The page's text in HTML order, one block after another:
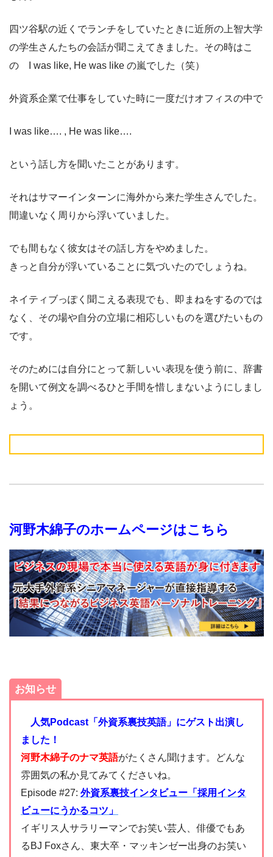
四ツ谷駅の近くでランチをしていたときに近所の上智大学
の学生さんたちの会話が聞こえてきました。その時はこ
の I was like, He was like の嵐でした（笑）
外資系企業で仕事をしていた時に一度だけオフィスの中で
I was like…. , He was like….
という話し方を聞いたことがあります。
それはサマーインターンに海外から来た学生さんでした。
間違いなく周りから浮いていました。
でも間もなく彼女はその話し方をやめました。
きっと自分が浮いていることに気づいたのでしょうね。
ネイティブっぽく聞こえる表現でも、即まねをするのでは
なく、その場や自分の立場に相応しいものを選びたいもの
です。
そのためには自分にとって新しいい表現を使う前に、辞書
を開いて例文を調べるひと手間を惜しまないようにしまし
ょう。
河野木綿子のホームページはこちら
お知らせ
人気Podcast「外資系裏技英語」にゲスト出演し
ました！
河野木綿子のナマ英語がたくさん聞けます。どんな
雰囲気の私か見てみてくださいね。
Episode #27: 外資系裏技インタビュー「採用インタ
ビューにうかるコツ」
イギリス人サラリーマンでお笑い芸人、俳優でもあ
るBJ Foxさん、東大卒・マッキンゼー出身のお笑い